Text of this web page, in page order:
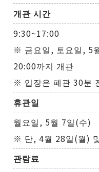
개관 시간
9:30~17:00
※ 금요일, 토요일, 5
20:00까지 개관
※ 입장은 폐관 30분
휴관일
월요일, 5월 7일(수)
※ 단, 4월 28일(월)
관람료